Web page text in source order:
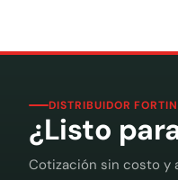
DISTRIBUIDOR
¿Listo
Cotización sin costo y